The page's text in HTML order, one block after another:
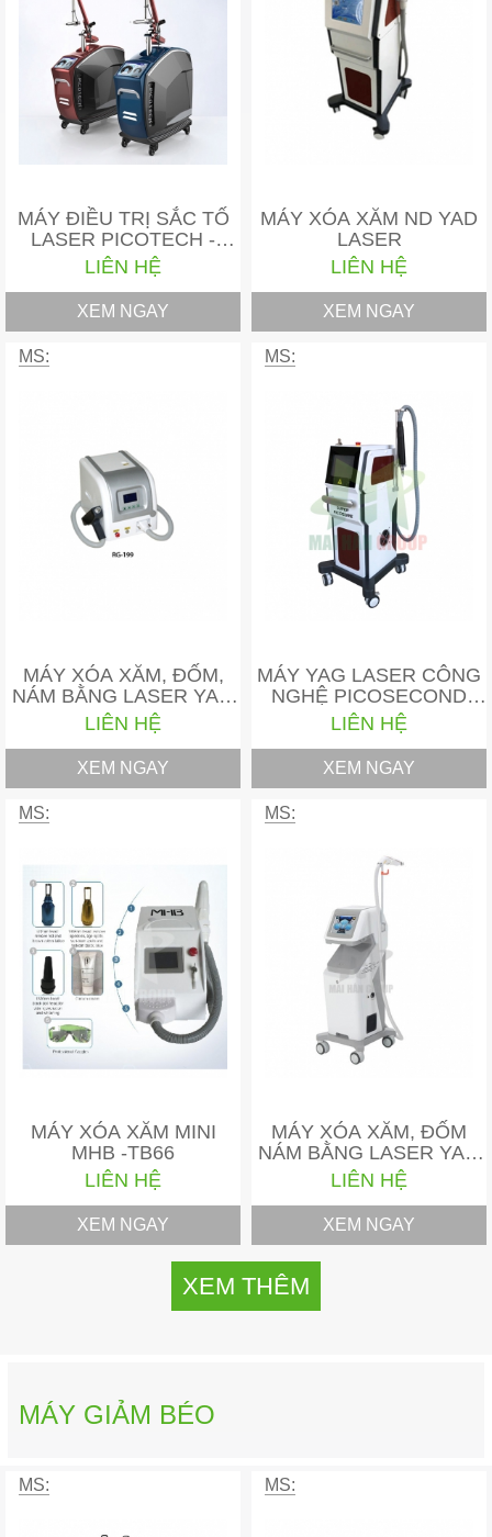
MÁY ĐIỀU TRỊ SẮC TỐ
LASER PICOTECH -
BƯỚC ĐỘT…
LIÊN HỆ
XEM NGAY
MÁY XÓA XĂM ND YAD
LASER
LIÊN HỆ
XEM NGAY
MS:
MÁY XÓA XĂM, ĐỐM,
NÁM BẰNG LASER YAG
Q-SWITCHED RG-199
LIÊN HỆ
XEM NGAY
MS:
MÁY YAG LASER CÔNG
NGHỆ PICOSECOND
TB-67
LIÊN HỆ
XEM NGAY
MS:
MÁY XÓA XĂM MINI
MHB -TB66
LIÊN HỆ
XEM NGAY
MS:
MÁY XÓA XĂM, ĐỐM
NÁM BẰNG LASER YAG
Q- SWICHED…
LIÊN HỆ
XEM NGAY
XEM THÊM
MÁY GIẢM BÉO
MS: MS: